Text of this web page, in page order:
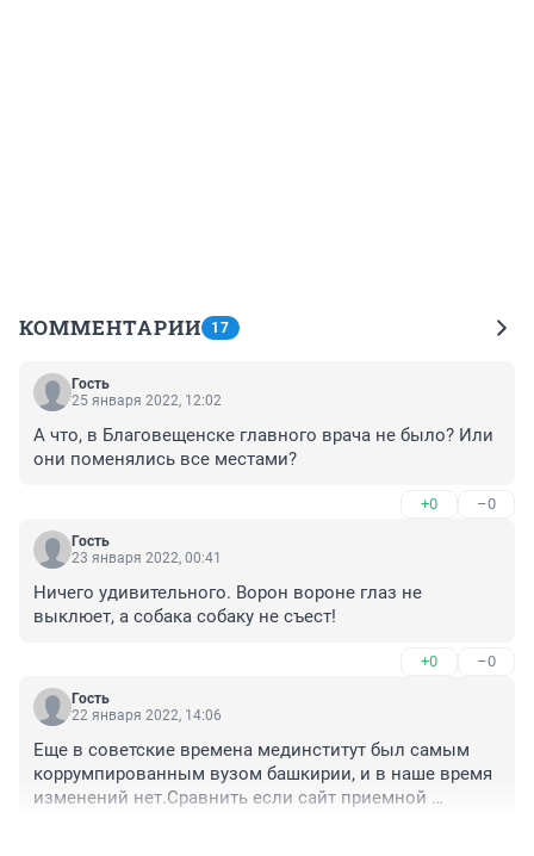
КОММЕНТАРИИ 17
Гость
25 января 2022, 12:02
А что, в Благовещенске главного врача не было? Или
они поменялись все местами?
+0 –0
Гость
23 января 2022, 00:41
Ничего удивительного. Ворон вороне глаз не
выклюет, а собака собаку не съест!
+0 –0
Гость
22 января 2022, 14:06
Еще в советские времена мединститут был самым
коррумпированным вузом башкирии, и в наше время
изменений нет.Сравнить если сайт приемной